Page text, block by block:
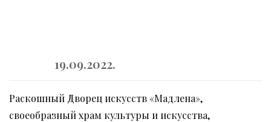
19.09.2022.
Раскошный Дворец искусств «Мадлена»,
своеобразный храм культуры и искусства,